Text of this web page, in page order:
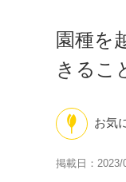
園種を
きるこ
お気
掲載日：2023/